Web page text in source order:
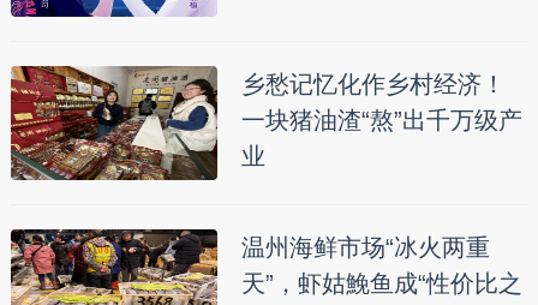
乡愁记忆化作乡村经济！
一块猪油渣“熬”出千万级产
业
温州海鲜市场“冰火两重
天”，虾姑鮸鱼成“性价比之